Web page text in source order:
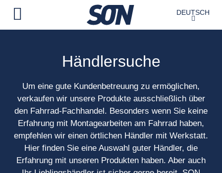
DEUTSCH
Händlersuche
Um eine gute Kundenbetreuung zu ermöglichen,
verkaufen wir unsere Produkte ausschließlich über
den Fahrrad-Fachhandel. Besonders wenn Sie keine
Erfahrung mit Montagearbeiten am Fahrrad haben,
empfehlen wir einen örtlichen Händler mit Werkstatt.
Hier finden Sie eine Auswahl guter Händler, die
Erfahrung mit unseren Produkten haben. Aber auch